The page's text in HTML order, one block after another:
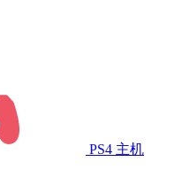
PS4 主机